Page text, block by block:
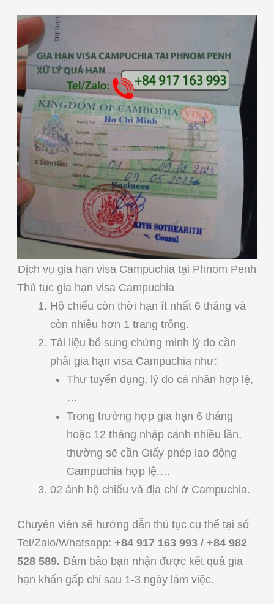
Dịch vụ gia hạn visa Campuchia tại Phnom Penh
Thủ tục gia hạn visa Campuchia
Hộ chiếu còn thời hạn ít nhất 6 tháng và
còn nhiều hơn 1 trang trống.
Tài liệu bổ sung chứng minh lý do cần
phải gia hạn visa Campuchia như:
Thư tuyển dụng, lý do cá nhân hợp lệ,
…
Trong trường hợp gia hạn 6 tháng
hoặc 12 tháng nhập cảnh nhiều lần,
thường sẽ cần Giấy phép lao động
Campuchia hợp lệ,…
02 ảnh hộ chiếu và địa chỉ ở Campuchia.
Chuyên viên sẽ hướng dẫn thủ tục cụ thể tại số
Tel/Zalo/Whatsapp: +84 917 163 993 / +84 982
528 589. Đảm bảo bạn nhận được kết quả gia
hạn khẩn gấp chỉ sau 1-3 ngày làm việc.